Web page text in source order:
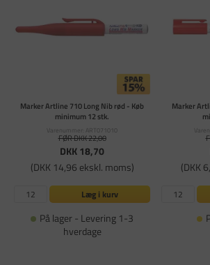
Marker Artline 710 Long Nib rød - Køb
minimum 12 stk.
Varenummer: ART071010
FØR DKK 22,00
DKK 18,70
(DKK 14,96 ekskl. moms)
Læg i kurv
På lager - Levering 1-3
hverdage
Marker
(DKK